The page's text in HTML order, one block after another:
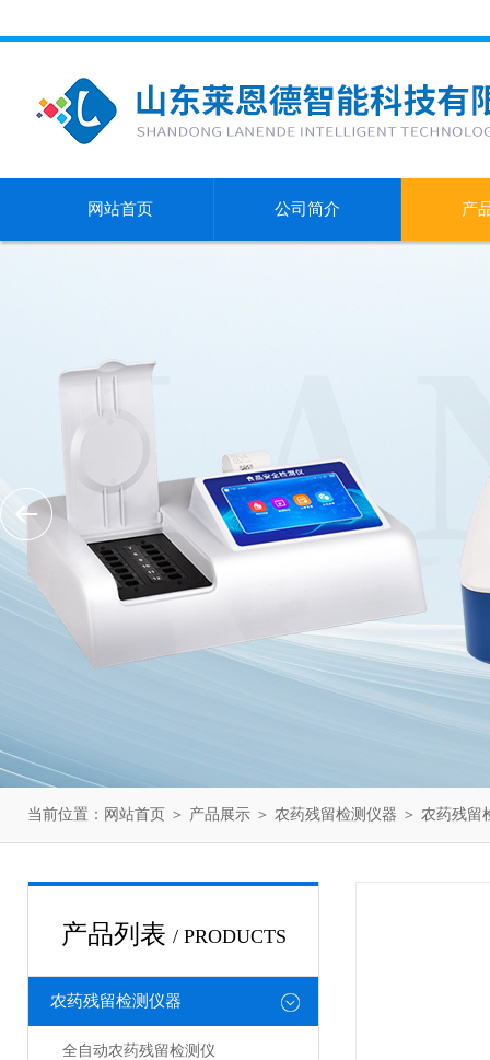
网站首页 公司简介 产
当前位置： 网站首页 ＞ 产品展示 ＞ 农药残留检测仪器 ＞ 农药残留
产品列表 / PRODUCTS
农药残留检测仪器
全自动农药残留检测仪